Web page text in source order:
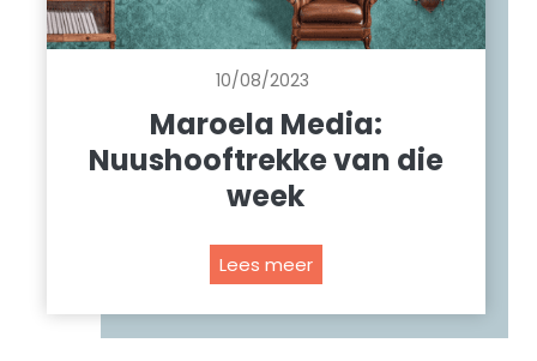
Maroela Media:
Nuushooftrekke van die
week
10/08/2023
Lees meerM
a
r